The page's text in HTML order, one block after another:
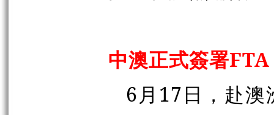
中澳正式簽署FTA
6月17日，赴澳